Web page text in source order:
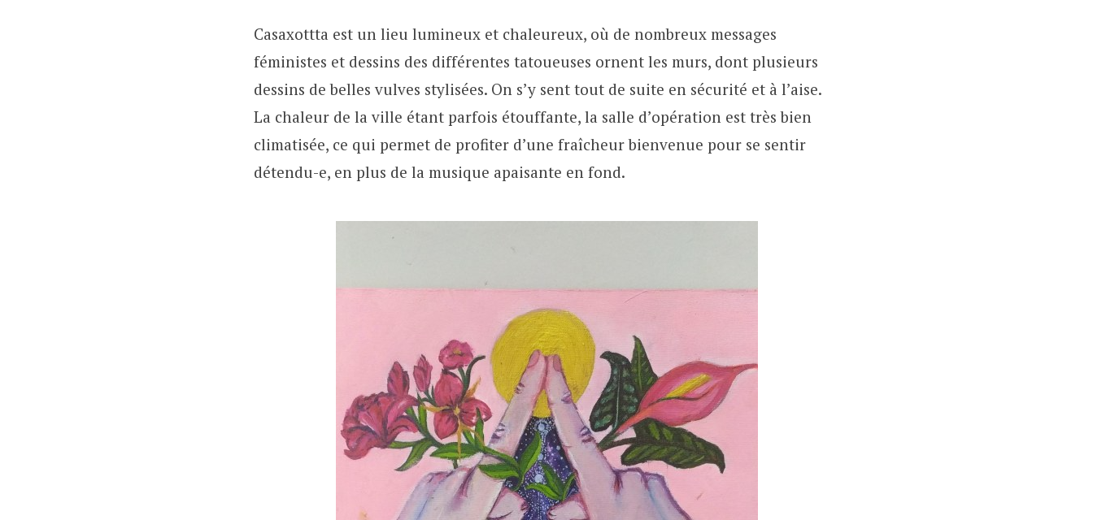
Casaxottta est un lieu lumineux et chaleureux, où de nombreux messages
féministes et dessins des différentes tatoueuses ornent les murs, dont plusieurs
dessins de belles vulves stylisées. On s’y sent tout de suite en sécurité et à l’aise.
La chaleur de la ville étant parfois étouffante, la salle d’opération est très bien
climatisée, ce qui permet de profiter d’une fraîcheur bienvenue pour se sentir
détendu-e, en plus de la musique apaisante en fond.